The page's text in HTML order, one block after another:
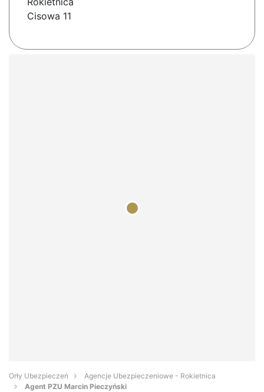
Cisowa 11
Orły Ubezpieczeń
Agencje Ubezpieczeniowe - Rokietnica
Agent PZU Marcin Pieczyński